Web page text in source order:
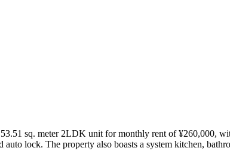
sq. meter 2LDK unit for monthly rent of ¥260,000,
lock. The property also boasts a system kitchen,